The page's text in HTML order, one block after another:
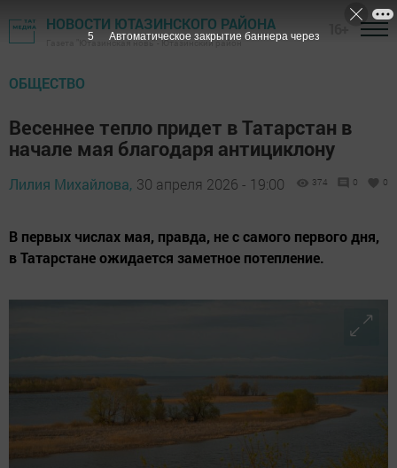
НОВОСТИ ЮТАЗИНСКОГО РАЙОНА
Газета "Ютазинская новь" - Ютазинский район
ОБЩЕСТВО
Весеннее тепло придет в Татарстан в
начале мая благодаря антициклону
Лилия Михайлова, 30 апреля 2026 - 19:00 374 0 0
В первых числах мая, правда, не с самого первого дня,
в Татарстане ожидается заметное потепление.
3 Автоматическое закрытие баннера через